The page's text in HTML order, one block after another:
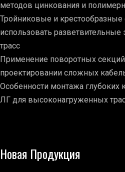
методов цинкования и
Тройниковые и крестообразные
использовать
трасс
Применение поворотных
проектировании сложных
Особенности монтажа глубоких
ЛГ для высоконагруженных
Новая Продукция